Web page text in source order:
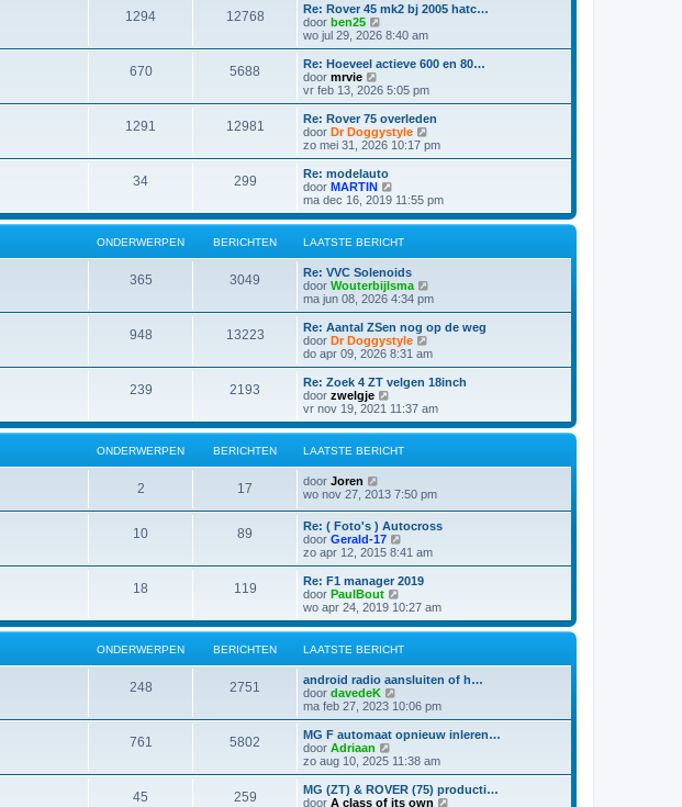
r
h
t
a
a
s
e
e
r
i
c
h
t
i
k
a
t
s
e
b
e
r
h
t
1294 12768
Re: Rover 45 mk2 bj 2005 hatc…
door ben25
e
k
i
k
a
t
s
e
b
e
r
c
h
t
wo jul 29, 2026 8:40 am
670 5688
Re: Hoeveel actieve 600 en 80…
door mrvie
e
k
i
j
k
a
a
t
s
t
b
e
r
i
c
h
t
vr feb 13, 2026 5:05 pm
1291 12981
Re: Rover 75 overleden
door Dr Doggystyle
e
k
k
l
a
s
b
e
r
c
h
t
zo mei 31, 2026 10:17 pm
34 299
Re: modelauto
door MARTIN
e
k
i
j
a
a
t
s
t
e
b
e
r
c
h
t
ma dec 16, 2019 11:55 pm
ONDERWERPEN BERICHTEN LAATSTE BERICHT
365 3049
Re: VVC Solenoids
door Wouterbijlsma
e
k
i
k
a
a
s
t
e
i
c
h
t
ma jun 08, 2026 4:34 pm
948 13223
Re: Aantal ZSen nog op de weg
door Dr Doggystyle
e
k
i
k
a
s
e
b
e
i
c
do apr 09, 2026 8:31 am
239 2193
Re: Zoek 4 ZT velgen 18inch
door zwelgje
e
k
i
j
a
t
s
t
e
b
e
r
c
h
t
vr nov 19, 2021 11:37 am
ONDERWERPEN BERICHTEN LAATSTE BERICHT
2 17 door Joren
e
j
k
l
a
a
t
s
t
e
b
e
r
i
c
h
t
wo nov 27, 2013 7:50 pm
10 89
Re: ( Foto's ) Autocross
door Gerald-17
e
k
i
k
a
a
s
t
b
e
r
c
h
t
zo apr 12, 2015 8:41 am
18 119
Re: F1 manager 2019
door PaulBout
e
k
i
j
a
t
s
t
b
e
r
i
wo apr 24, 2019 10:27 am
ONDERWERPEN BERICHTEN LAATSTE BERICHT
248 2751
android radio aansluiten of h…
door davedeK
e
k
i
k
a
a
ma feb 27, 2023 10:06 pm
761 5802
MG F automaat opnieuw inleren…
door Adriaan
e
k
i
j
zo aug 10, 2025 11:38 am
45 259
MG (ZT) & ROVER (75) producti…
door A class of its own